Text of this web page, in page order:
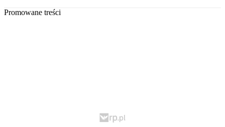
Promowane treści